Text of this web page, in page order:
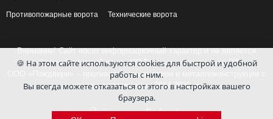
Противопожарные ворота Технические ворота
Внимание! Сайт носит информационный характер и не является
публичной офертой по ст. 437 Гражданского кодекса РФ.
ООО «Пождвери» – противопожарные двери и металлоконструкции с
завода-изготовителя, 2014-2026 гг.
Сделано вRedmedia
🍪 На этом сайте используются cookies для быстрой и удобной
работы с ним.
Вы всегда можете отказаться от этого в настройках вашего
браузера.